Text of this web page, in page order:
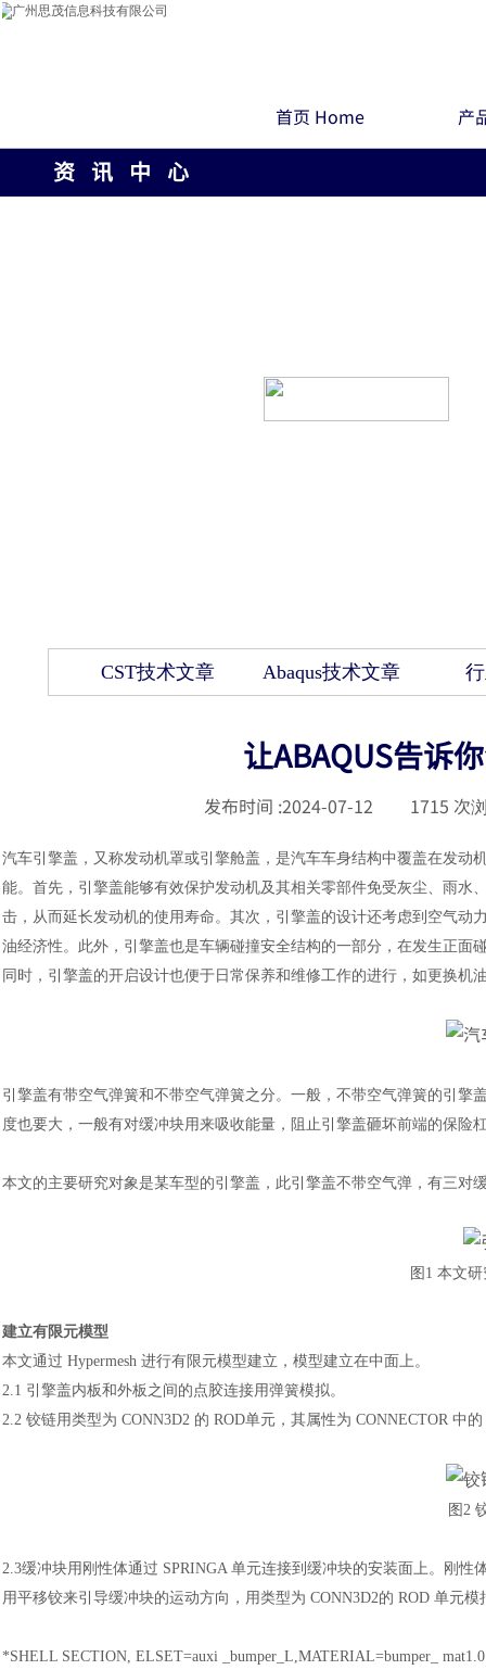
首页 Home 产
资 讯 中 心
CST技术文章 Abaqus技术文章
让ABAQUS告诉
发布时间 :2024-07-12 1715 次
汽车引擎盖，又称发动机罩或引擎舱盖，是汽车车身结构中覆盖在发
能。首先，引擎盖能够有效保护发动机及其相关零部件免受灰尘、雨
击，从而延长发动机的使用寿命。其次，引擎盖的设计还考虑到空气
油经济性。此外，引擎盖也是车辆碰撞安全结构的一部分，在发生正
同时，引擎盖的开启设计也便于日常保养和维修工作的进行，如更换机
引擎盖有带空气弹簧和不带空气弹簧之分。一般，不带空气弹簧的引
度也要大，一般有对缓冲块用来吸收能量，阻止引擎盖砸坏前端的保险
本文的主要研究对象是某车型的引擎盖，此引擎盖不带空气弹，有三对
图 1 本文
建立有限元模型
本文通过 Hypermesh 进行有限元模型建立，模型建立在中面上。
2.1 引擎盖内板和外板之间的点胶连接用弹簧模拟。
2.2 铰链用类型为 CONN3D2 的 ROD单元，其属性为 CONNECTOR 中
图 2
2.3缓冲块用刚性体通过 SPRINGA 单元连接到缓冲块的安装面上。刚
用平移铰来引导缓冲块的运动方向，用类型为 CONN3D2的 ROD 单元
*SHELL SECTION, ELSET=auxi _bumper_L,MATERIAL=bumper_